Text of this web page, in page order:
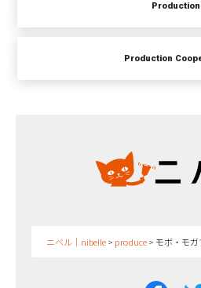
Production
Production
ニベル｜nibelle> produce> モボ・モガ